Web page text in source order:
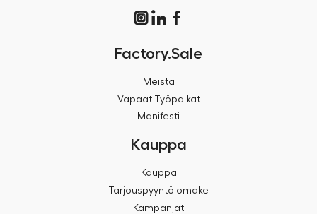
Factory.Sale
Meistä
Vapaat Työpaikat
Manifesti
Kauppa
Kauppa
Tarjouspyyntölomake
Kampanjat